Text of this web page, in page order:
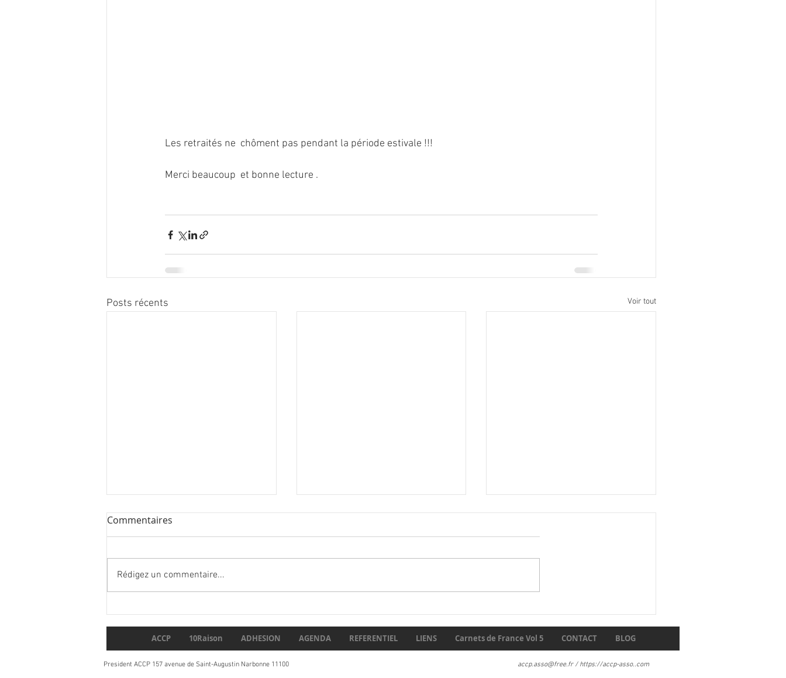
Les retraités ne  chôment pas pendant la période estivale !!!
Merci beaucoup  et bonne lecture .
Posts récents Voir tout
de France Yvert&Tellier
prédisaient la fin du
carnétisme… Un siècle plus
tard, que reste-t-il de leurs
Début des carnets 1906
Commentaires
Rédigez un commentaire...
ACCP 10Raison ADHESION AGENDA REFERENTIEL LIENS Carnets de France Vol 5 CONTACT BLOG
President ACCP 157 avenue de Saint-Augustin Narbonne 11100 accp.asso@free.fr/ https://accp-asso..com